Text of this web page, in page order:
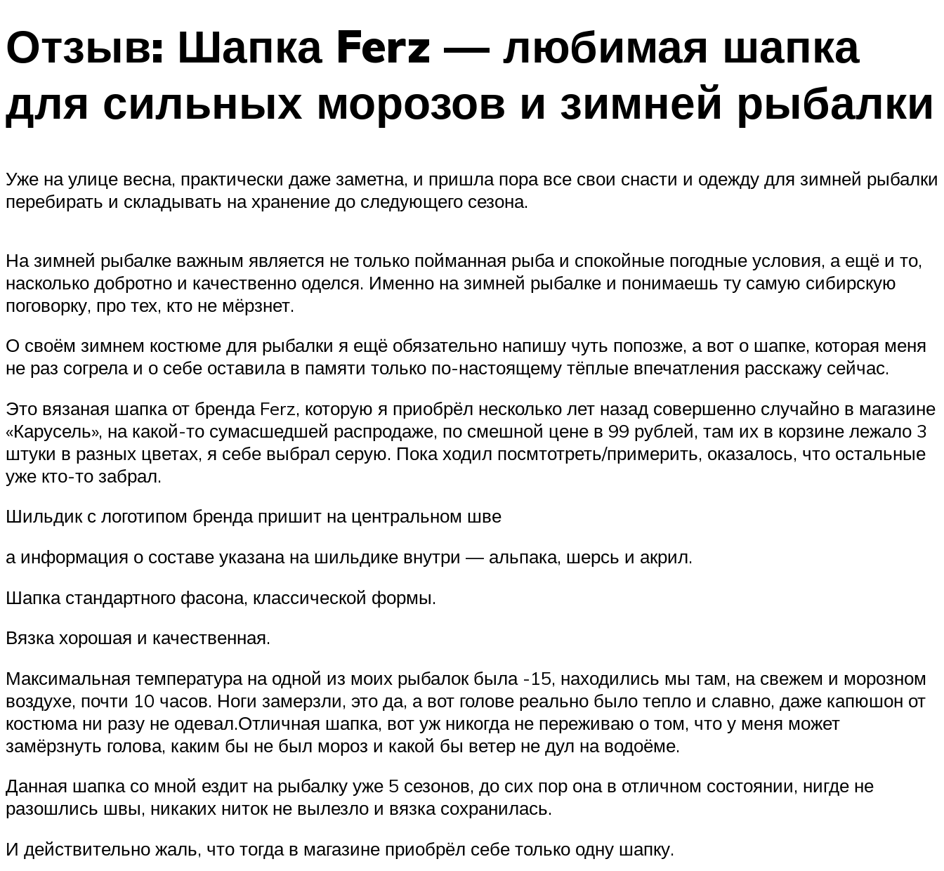
Отзыв: Шапка Ferz — любимая шапка
для сильных морозов и зимней рыбалки
Уже на улице весна, практически даже заметна, и пришла пора все свои снасти и одежду для зимней рыбалки
перебирать и складывать на хранение до следующего сезона.
На зимней рыбалке важным является не только пойманная рыба и спокойные погодные условия, а ещё и то,
насколько добротно и качественно оделся. Именно на зимней рыбалке и понимаешь ту самую сибирскую
поговорку, про тех, кто не мёрзнет.
О своём зимнем костюме для рыбалки я ещё обязательно напишу чуть попозже, а вот о шапке, которая меня
не раз согрела и о себе оставила в памяти только по-настоящему тёплые впечатления расскажу сейчас.
Это вязаная шапка от бренда Ferz, которую я приобрёл несколько лет назад совершенно случайно в магазине
«Карусель», на какой-то сумасшедшей распродаже, по смешной цене в 99 рублей, там их в корзине лежало 3
штуки в разных цветах, я себе выбрал серую. Пока ходил посмтотреть/примерить, оказалось, что остальные
уже кто-то забрал.
Шильдик с логотипом бренда пришит на центральном шве
а информация о составе указана на шильдике внутри — альпака, шерсь и акрил.
Шапка стандартного фасона, классической формы.
Вязка хорошая и качественная.
Максимальная температура на одной из моих рыбалок была -15, находились мы там, на свежем и морозном
воздухе, почти 10 часов. Ноги замерзли, это да, а вот голове реально было тепло и славно, даже капюшон от
костюма ни разу не одевал.Отличная шапка, вот уж никогда не переживаю о том, что у меня может
замёрзнуть голова, каким бы не был мороз и какой бы ветер не дул на водоёме.
Данная шапка со мной ездит на рыбалку уже 5 сезонов, до сих пор она в отличном состоянии, нигде не
разошлись швы, никаких ниток не вылезло и вязка сохранилась.
И действительно жаль, что тогда в магазине приобрёл себе только одну шапку.